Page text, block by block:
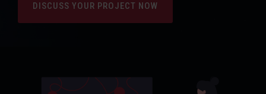
DISCUSS YOUR PROJECT NOW